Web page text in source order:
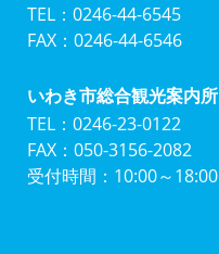
TEL：0246-44-6545
FAX：0246-44-6546
いわき市総合観光案内所
TEL：0246-23-0122
FAX：050-3156-2082
受付時間：10:00～18:00